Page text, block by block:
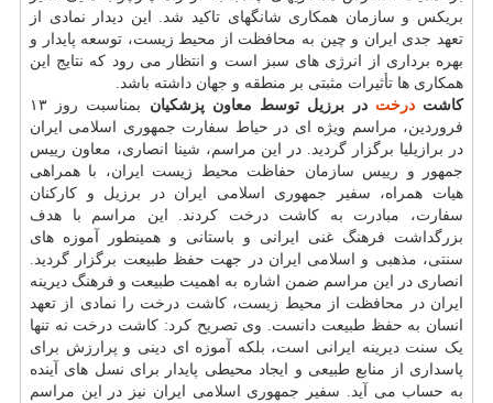
بریکس و سازمان همکاری شانگهای تاکید شد. این دیدار نمادی از
تعهد جدی ایران و چین به محافظت از محیط زیست، توسعه پایدار و
بهره برداری از انرژی های سبز است و انتظار می رود که نتایج این
همکاری ها تأثیرات مثبتی بر منطقه و جهان داشته باشد.
کاشتدرخت در برزیل توسط معاون پزشکیان
بمناسبت روز ۱۳
فروردین، مراسم ویژه ای در حیاط سفارت جمهوری اسلامی ایران
در برازیلیا برگزار گردید. در این مراسم، شینا انصاری، معاون رییس
جمهور و رییس سازمان حفاظت محیط زیست ایران، با همراهی
هیات همراه، سفیر جمهوری اسلامی ایران در برزیل و کارکنان
سفارت، مبادرت به کاشت درخت کردند. این مراسم با هدف
بزرگداشت فرهنگ غنی ایرانی و باستانی و همینطور آموزه های
سنتی، مذهبی و اسلامی ایران در جهت حفظ طبیعت برگزار گردید.
انصاری در این مراسم ضمن اشاره به اهمیت طبیعت و فرهنگ دیرینه
ایران در محافظت از محیط زیست، کاشت درخت را نمادی از تعهد
انسان به حفظ طبیعت دانست. وی تصریح کرد: کاشت درخت نه تنها
یک سنت دیرینه ایرانی است، بلکه آموزه ای دینی و پرارزش برای
پاسداری از منابع طبیعی و ایجاد محیطی پایدار برای نسل های آینده
به حساب می آید. سفیر جمهوری اسلامی ایران نیز در این مراسم